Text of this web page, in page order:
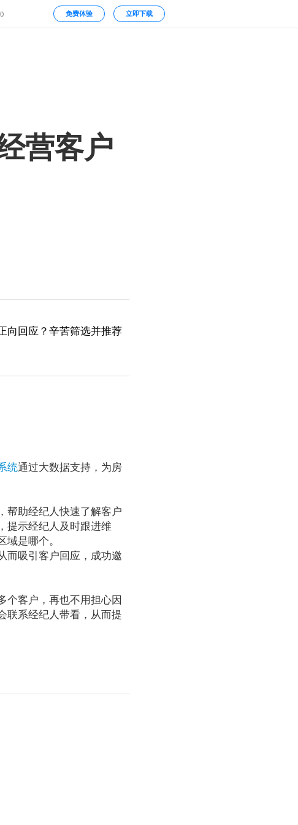
免费体验 立即下载
营客户
向回应？辛苦筛选并推荐
统通过大数据支持，为房
助经纪人快速了解客户
提示经纪人及时跟进维
是哪个。
吸引客户回应，成功邀
客户，再也不用担心因
联系经纪人带看，从而提